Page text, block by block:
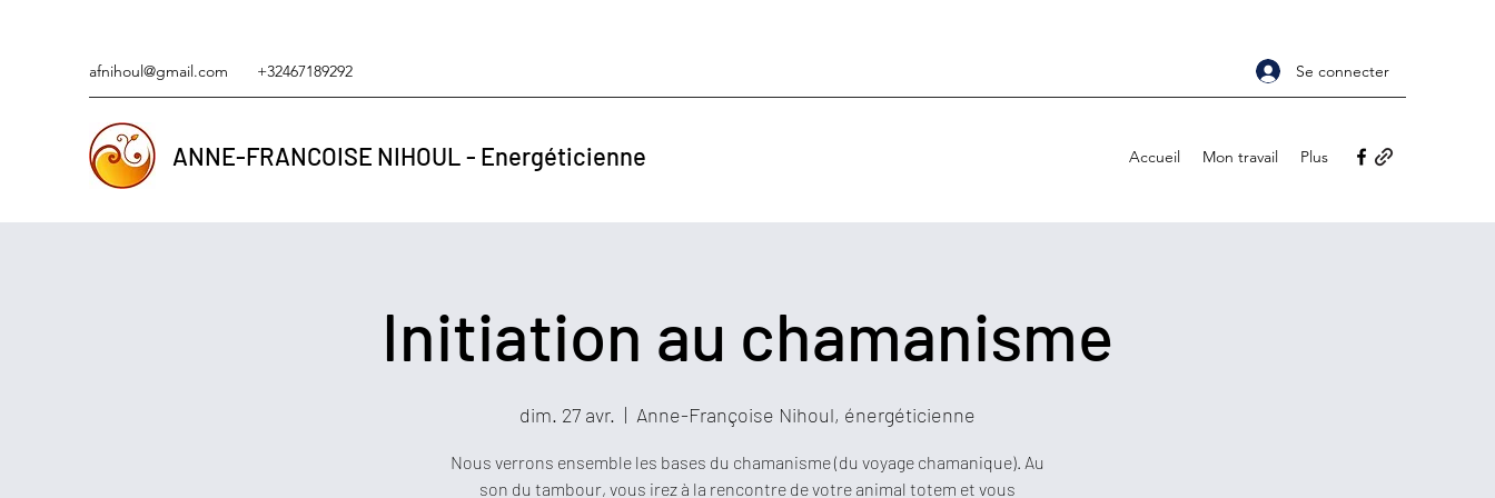
afnihoul@gmail.com +32467189292 Se connecter
ANNE-FRANCOISE NIHOUL - Energéticienne Accueil Mon travail Plus
Initiation au chamanisme
dim. 27 avr.
  |
Anne-Françoise Nihoul, énergéticienne
Nous verrons ensemble les bases du chamanisme (du voyage chamanique). Au
son du tambour, vous irez à la rencontre de votre animal totem et vous